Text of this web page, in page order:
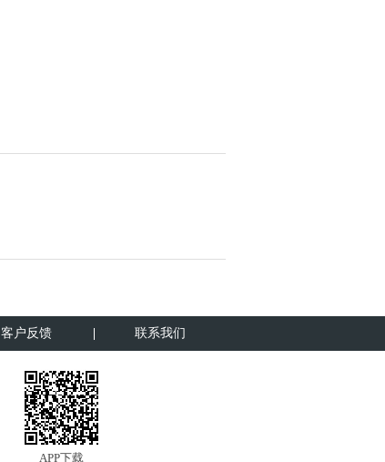
客户反馈 联系我们
APP下载